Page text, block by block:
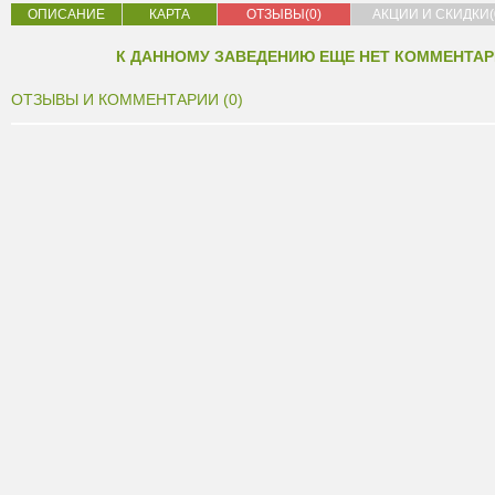
ОПИСАНИЕ КАРТА ОТЗЫВЫ(0) АКЦИИ И
К ДАННОМУ ЗАВЕДЕНИЮ ЕЩЕ НЕТ
ОТЗЫВЫ И КОММЕНТАРИИ (0)